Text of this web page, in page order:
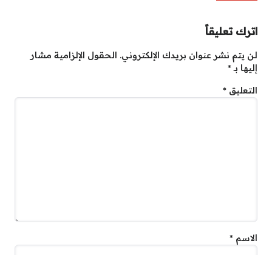
اترك تعليقاً
لن يتم نشر عنوان بريدك الإلكتروني. الحقول الإلزامية مشار
إليها بـ*
التعليق *
الاسم *